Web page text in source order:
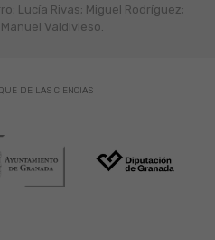
Lucía Rivas; Miguel Rodríguez;
Valdivieso.
DE LAS CIENCIAS